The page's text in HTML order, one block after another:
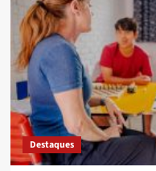
Destaques